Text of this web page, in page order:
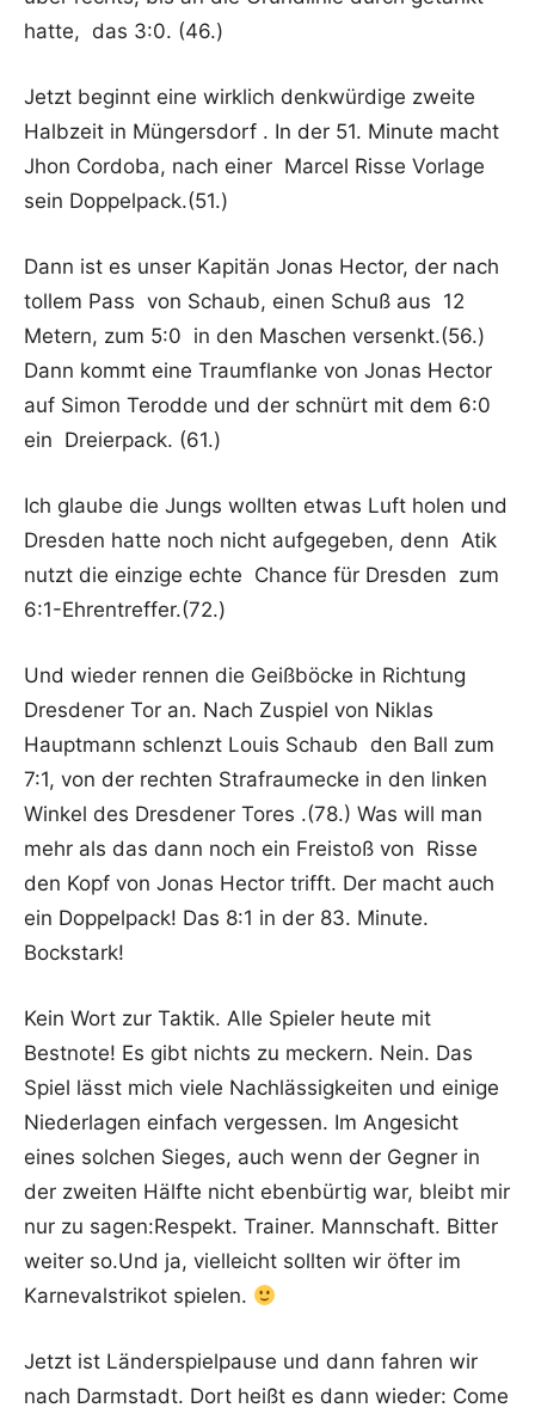
hatte, das 3:0. (46.)
Jetzt beginnt eine wirklich denkwürdige zweite
Halbzeit in Müngersdorf . In der 51. Minute macht
Jhon Cordoba, nach einer Marcel Risse Vorlage
sein Doppelpack.(51.)
Dann ist es unser Kapitän Jonas Hector, der nach
tollem Pass von Schaub, einen Schuß aus 12
Metern, zum 5:0 in den Maschen versenkt.(56.)
Dann kommt eine Traumflanke von Jonas Hector
auf Simon Terodde und der schnürt mit dem 6:0
ein Dreierpack. (61.)
Ich glaube die Jungs wollten etwas Luft holen und
Dresden hatte noch nicht aufgegeben, denn Atik
nutzt die einzige echte Chance für Dresden zum
6:1-Ehrentreffer.(72.)
Und wieder rennen die Geißböcke in Richtung
Dresdener Tor an. Nach Zuspiel von Niklas
Hauptmann schlenzt Louis Schaub den Ball zum
7:1, von der rechten Strafraumecke in den linken
Winkel des Dresdener Tores .(78.) Was will man
mehr als das dann noch ein Freistoß von Risse
den Kopf von Jonas Hector trifft. Der macht auch
ein Doppelpack! Das 8:1 in der 83. Minute.
Bockstark!
Kein Wort zur Taktik. Alle Spieler heute mit
Bestnote! Es gibt nichts zu meckern. Nein. Das
Spiel lässt mich viele Nachlässigkeiten und einige
Niederlagen einfach vergessen. Im Angesicht
eines solchen Sieges, auch wenn der Gegner in
der zweiten Hälfte nicht ebenbürtig war, bleibt mir
nur zu sagen:Respekt. Trainer. Mannschaft. Bitter
weiter so.Und ja, vielleicht sollten wir öfter im
Karnevalstrikot spielen.
Jetzt ist Länderspielpause und dann fahren wir
nach Darmstadt. Dort heißt es dann wieder: Come